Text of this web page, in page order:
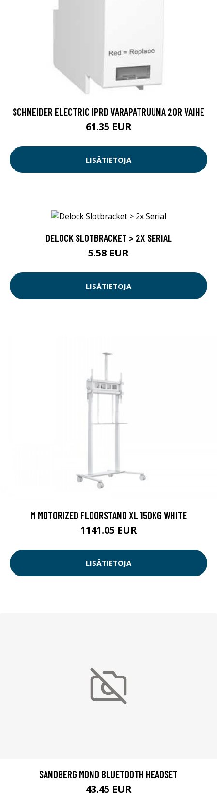
SCHNEIDER ELECTRIC IPRD VARAPATRUUNA 20R VAIHE
61.35 EUR
LISÄTIETOJA
DELOCK SLOTBRACKET > 2X SERIAL
5.58 EUR
LISÄTIETOJA
M MOTORIZED FLOORSTAND XL 150KG WHITE
1141.05 EUR
LISÄTIETOJA
SANDBERG MONO BLUETOOTH HEADSET
43.45 EUR